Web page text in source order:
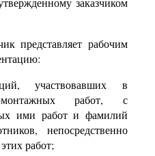
представляет рабочим
участвовавших в
монтажных работ, с
ими работ и фамилий
непосредственно
работ;